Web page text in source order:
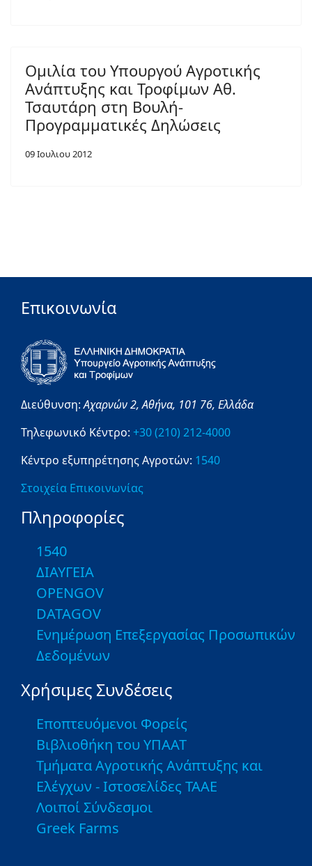
Ομιλία του Υπουργού Αγροτικής
Ανάπτυξης και Τροφίμων Αθ.
Τσαυτάρη στη Βουλή-
Προγραμματικές Δηλώσεις
09 Ιουλιου 2012
Επικοινωνία
Διεύθυνση:Αχαρνών 2,Αθήνα, 101 76, Ελλάδα
Τηλεφωνικό Κέντρο: +30 (210) 212-4000
Κέντρο εξυπηρέτησης Αγροτών: 1540
Στοιχεία Επικοινωνίας
Πληροφορίες
1540
ΔΙΑΥΓΕΙΑ
OPENGOV
DATAGOV
Ενημέρωση Επεξεργασίας Προσωπικών
Δεδομένων
Χρήσιμες Συνδέσεις
Εποπτευόμενοι Φορείς
Βιβλιοθήκη του ΥΠΑΑΤ
Τμήματα Αγροτικής Ανάπτυξης και
Ελέγχων - Ιστοσελίδες ΤΑΑΕ
Λοιποί Σύνδεσμοι
Greek Farms